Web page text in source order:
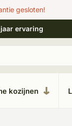
gesloten!
ervaring
kozijnen